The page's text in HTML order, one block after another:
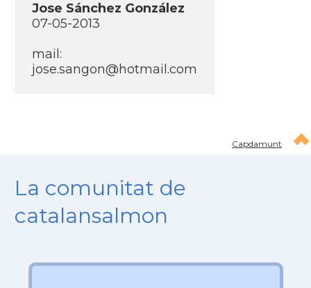
Jose Sánchez González
07-05-2013
mail:
jose.sangon@hotmail.com
Capdamunt
La comunitat de
catalansalmon